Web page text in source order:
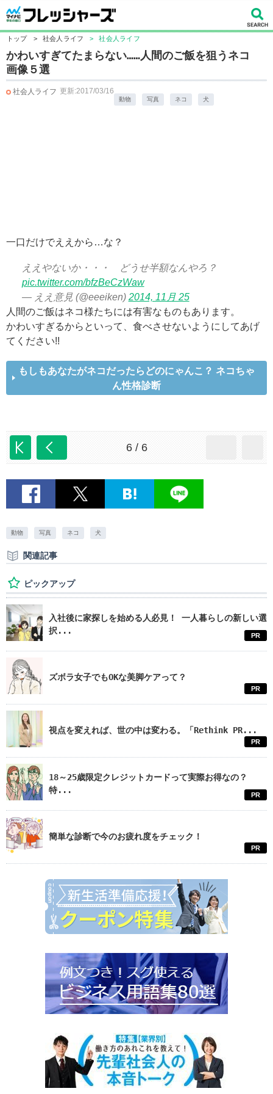
トップ > 社会人ライフ > 社会人ライフ
かわいすぎてたまらない……人間のご飯を狙うネコ
画像５選
社会人ライフ 更新:2017/03/16
動物 写真 ネコ 犬
一口だけでええから…な？
ええやないか・・・ どうせ半額なんやろ？
pic.twitter.com/bfzBeCzWaw
— ええ意見 (@eeeiken) 2014, 11月 25
人間のご飯はネコ様たちには有害なものもあります。
かわいすぎるからといって、食べさせないようにしてあげ
てください!!
もしもあなたがネコだったらどのにゃんこ？ ネコちゃ
ん性格診断
6 / 6
動物 写真 ネコ 犬
関連記事
ピックアップ
入社後に家探しを始める人必見！ 一人暮らしの新しい選
択...
PR
ズボラ女子でもOKな美脚ケアって？
PR
視点を変えれば、世の中は変わる。「Rethink PR...
PR
18～25歳限定クレジットカードって実際お得なの？
特...
PR
簡単な診断で今のお疲れ度をチェック！
PR